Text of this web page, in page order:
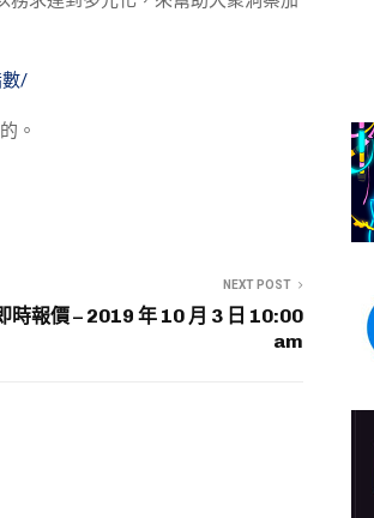
數/
。
NEXT POST
時報價 – 2019 年 10 月 3 日 10:00
am